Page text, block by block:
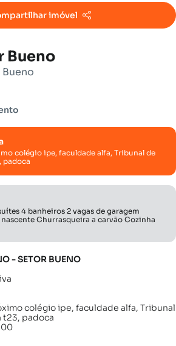
Bueno
imóvel
colégio ipe, faculdade alfa, Tribunal de
padoca
4 banheiros 2 vagas de garagem
Churrasqueira a carvão Cozinha
- SETOR BUENO
colégio ipe, faculdade alfa, Tribunal
t23, padoca